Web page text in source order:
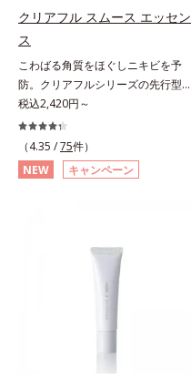
クリアフル スムース エッセン
ス
こわばる角質をほぐしニキビを予
防。クリアフルシリーズの先行型美
容液。くり返しニキビの根本原因と
毛穴の両方にアプローチする、薬用
ニキビスキンケア「クリアフルシリ
ーズ」の先行型美容液です。こわば
った角質をやわらかくほぐし、毛穴
ます。またクリアフルシリーズに配
合されているのと同じ、5種の和漢
植物由来成分や「ナノVCショット
カプセル」を採用。化粧水前に塗る
だけの簡単ケアで、ゴワつきや肌荒
れ、ニキビを予防します。【ご使用
ステップ】洗顔の後、化粧水の前に
税込2,420円～
（4.35 /75件）
NEW
キャンペーン